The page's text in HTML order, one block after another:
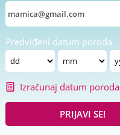
Predviđeni datum poroda
Izračunaj datum poroda
PRIJAVI SE!